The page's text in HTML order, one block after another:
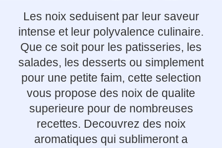
Les noix seduisent par leur saveur
intense et leur polyvalence culinaire.
Que ce soit pour les patisseries, les
salades, les desserts ou simplement
pour une petite faim, cette selection
vous propose des noix de qualite
superieure pour de nombreuses
recettes. Decouvrez des noix
aromatiques qui sublimeront a